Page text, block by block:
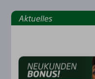
Aktu­el­les